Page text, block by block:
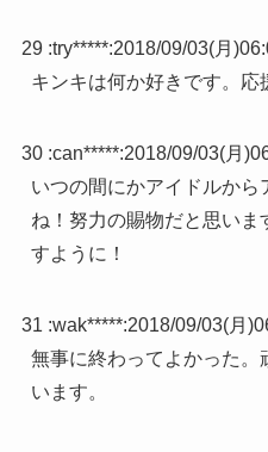
29 :try*****:2018/09/03(月
キンキは何か好きです。応
30 :can*****:2018/09/03(月
いつの間にかアイドルから
ね！努力の賜物だと思いま
すように！
31 :wak*****:2018/09/03(月
無事に終わってよかった。
います。